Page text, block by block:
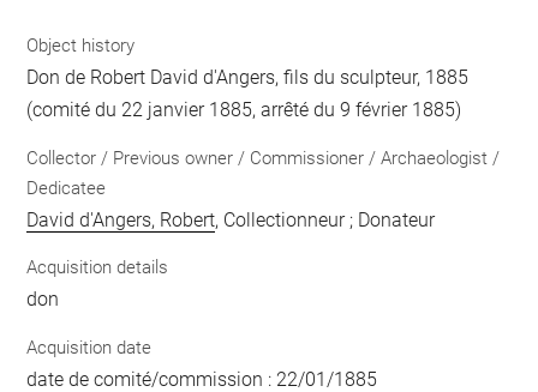
Object history
Don de Robert David d'Angers, fils du sculpteur, 1885
(comité du 22 janvier 1885, arrêté du 9 février 1885)
Collector / Previous owner / Commissioner / Archaeologist /
Dedicatee
David d'Angers, Robert, Collectionneur ; Donateur
Acquisition details
don
Acquisition date
date de comité/commission : 22/01/1885